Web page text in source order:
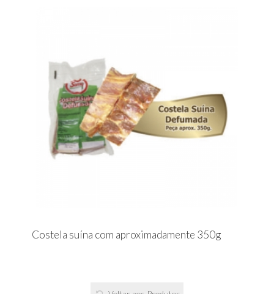
Costela suína com aproximadamente 350g